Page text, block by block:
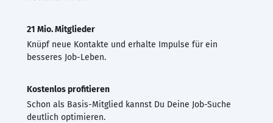
21 Mio. Mitglieder
Knüpf neue Kontakte und erhalte Impulse für ein
besseres Job-Leben.
Kostenlos profitieren
Schon als Basis-Mitglied kannst Du Deine Job-Suche
deutlich optimieren.